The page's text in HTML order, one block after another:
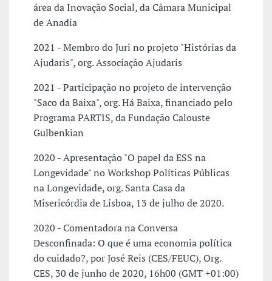
área da Inovação Social, da Câmara Municipal
de Anadia
2021 - Membro do Juri no projeto "Histórias da
Ajudaris", org. Associação Ajudaris
2021 - Participação no projeto de intervenção
"Saco da Baixa", org. Há Baixa, financiado pelo
Programa PARTIS, da Fundação Calouste
Gulbenkian
2020 - Apresentação "O papel da ESS na
Longevidade" no Workshop Políticas Públicas
na Longevidade, org. Santa Casa da
Misericórdia de Lisboa, 13 de julho de 2020.
2020 - Comentadora na Conversa
Desconfinada: O que é uma economia política
do cuidado?, por José Reis (CES/FEUC), Org.
CES, 30 de junho de 2020, 16h00 (GMT +01:00)